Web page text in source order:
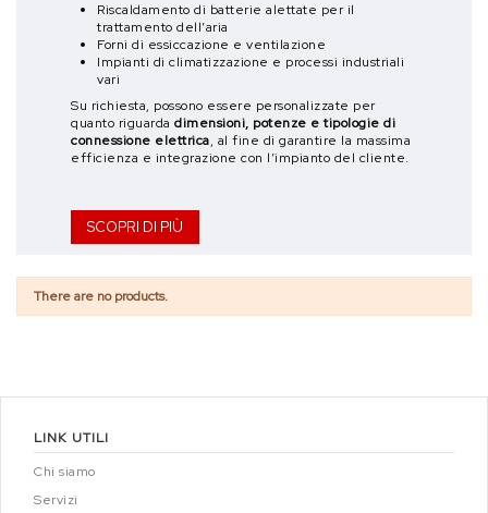
Riscaldamento di batterie alettate per il
trattamento dell’aria
Forni di essiccazione e ventilazione
Impianti di climatizzazione e processi industriali
vari
Su richiesta, possono essere personalizzate per
quanto riguarda dimensioni, potenze e tipologie di
connessione elettrica, al fine di garantire la massima
efficienza e integrazione con l’impianto del cliente.
SCOPRI DI PIÙ
There are no products.
LINK UTILI
Chi siamo
Servizi